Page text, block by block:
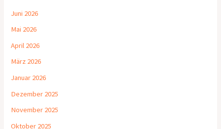
Juni 2026
Mai 2026
April 2026
März 2026
Januar 2026
Dezember 2025
November 2025
Oktober 2025